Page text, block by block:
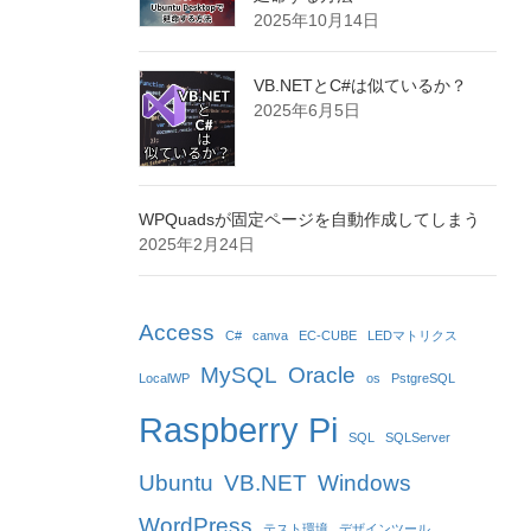
2025年10月14日
VB.NETとC#は似ているか？
2025年6月5日
WPQuadsが固定ページを自動作成してしまう
2025年2月24日
Access C# canva EC-CUBE LEDマトリクス
LocalWP MySQL Oracle os PstgreSQL
Raspberry Pi SQL SQLServer
Ubuntu VB.NET Windows
WordPress
テスト環境 デザインツール